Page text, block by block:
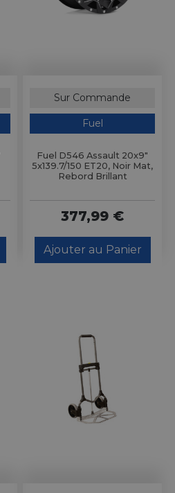
Sur Commande
Fuel
Fuel D546 Assault 20x9"
5x139.7/150 ET20, Noir Mat,
Rebord Brillant
377,99 €
Ajouter au Panier